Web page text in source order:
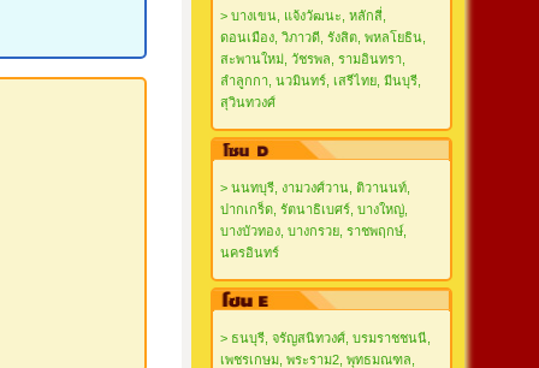
> บางเขน, แจ้งวัฒนะ, หลักสี่,
ดอนเมือง, วิภาวดี, รังสิต, พหลโยธิน,
สะพานใหม่, วัชรพล, รามอินทรา,
ลำลูกกา, นวมินทร์, เสรีไทย, มีนบุรี,
สุวินทวงศ์
> นนทบุรี, งามวงศ์วาน, ติวานนท์,
ปากเกร็ด, รัตนาธิเบศร์, บางใหญ่,
บางบัวทอง, บางกรวย, ราชพฤกษ์,
นครอินทร์
> ธนบุรี, จรัญสนิทวงศ์, บรมราชชนนี,
เพชรเกษม, พระราม2, พุทธมณฑล,